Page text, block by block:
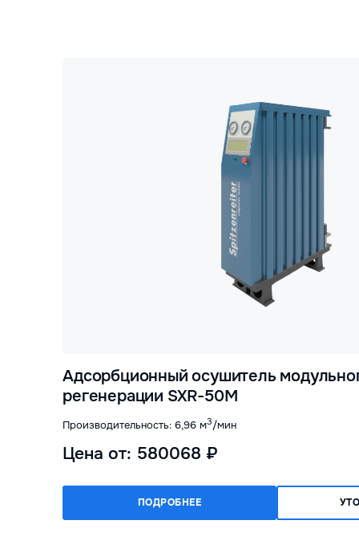
Адсорбционный осушитель
регенерации SXR-50M
Производительность: 6,96 м3/мин
Цена от: 580068 ₽
ПОДРОБНЕЕ